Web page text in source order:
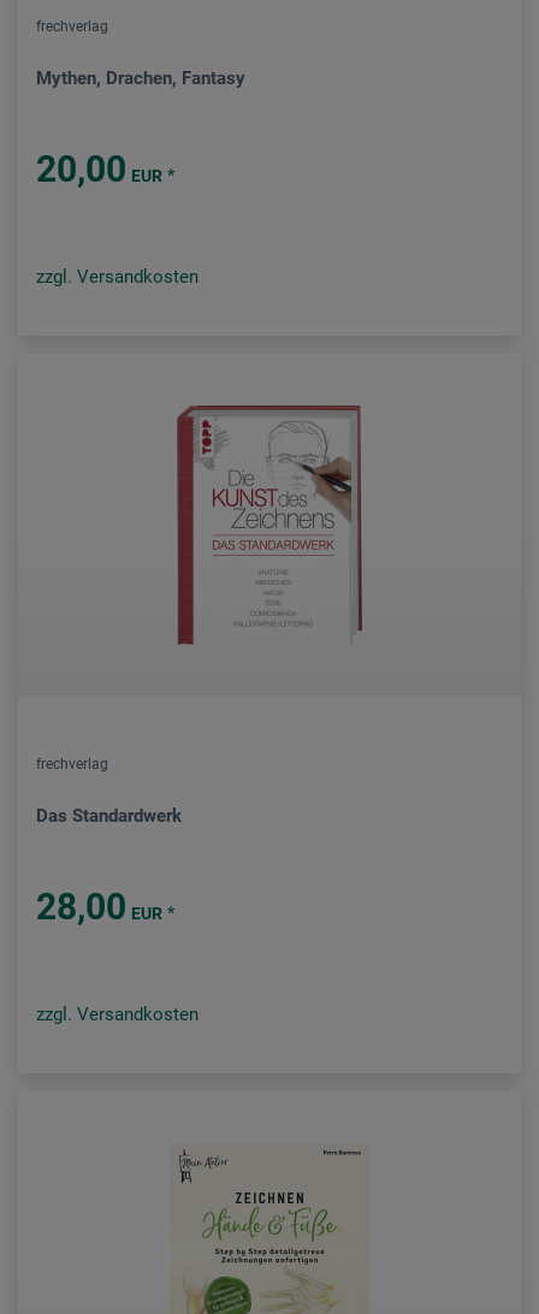
frechverlag
Mythen, Drachen, Fantasy
20,00 EUR *
zzgl. Versandkosten
frechverlag
Das Standardwerk
28,00 EUR *
zzgl. Versandkosten